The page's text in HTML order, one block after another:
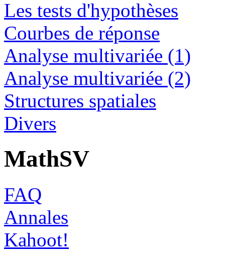
Les tests d'hypothèses
Courbes de réponse
Analyse multivariée (1)
Analyse multivariée (2)
Structures spatiales
Divers
MathSV
FAQ
Annales
Kahoot!